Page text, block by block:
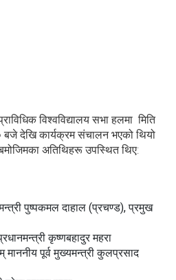
विश्वविद्यालय सभा हलमा मिति
देखि कार्यक्रम संचालन भएको थियो
अतिथिहरू उपस्थित थिए:
पुष्पकमल दाहाल (प्रचण्ड), प्रमुख
कृष्णबहादुर महरा
पूर्व मुख्यमन्त्री कुलप्रसाद